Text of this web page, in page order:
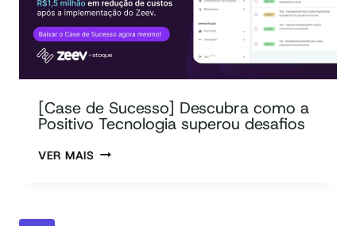
[Case de Sucesso] Descubra como a
Positivo Tecnologia superou desafios
VER MAIS